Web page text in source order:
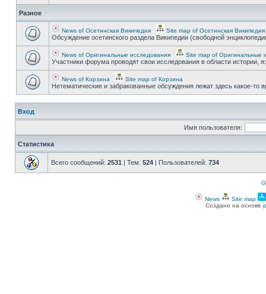
Разное
News of Осетинская Википедия Site map of Осетинская Википедия
Обсуждение осетинского раздела Википедии (свободной
News of Оригинальные исследования Site map of Оригинальные
Участники форума проводят свои исследования в области истории,
News of Корзина Site map of Корзина
Нетематические и забракованные обсуждения лежат здесь какое-то
Вход
Имя пользователя:
Статистика
Всего сообщений: 2531 | Тем: 524 | Пользователей: 734
News Site map
Создано на основе